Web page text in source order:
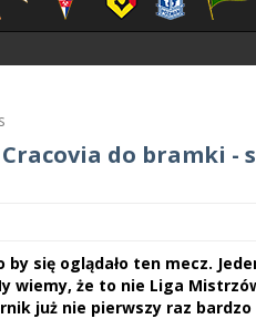
Cracovia do bramki
się oglądało ten mecz.
wiemy, że to nie Liga
już nie pierwszy raz